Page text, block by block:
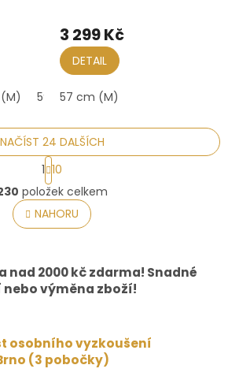
59 cm (L)
3 299 Kč
DETAIL
57 cm (M)
O
v
l
á
c
í
v
k
y
NAČÍST 24 DALŠÍCH
S
t
r
á
n
k
á
n
í
1 10
položek celkem
NAHORU
nad 2000 kč zdarma! Snadné
výměna zboží!
osobního vyzkoušení
(3 pobočky)